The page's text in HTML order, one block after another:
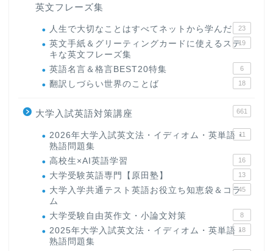
英文フレーズ集
人生で大切なことはすべてネットから学んだ 23
英文手紙＆グリーティングカードに使えるステ
キな英文フレーズ集
19
英語名言＆格言BEST20特集 6
翻訳しづらい世界のことば 18
大学入試英語対策講座 661
2026年大学入試英文法・イディオム・英単語・
熟語問題集
11
高校生×AI英語学習 16
大学受験英語専門【原田塾】 13
大学入学共通テスト英語お役立ち知恵袋＆コラ
ム
45
大学受験自由英作文・小論文対策 8
2025年大学入試英文法・イディオム・英単語・
熟語問題集
18